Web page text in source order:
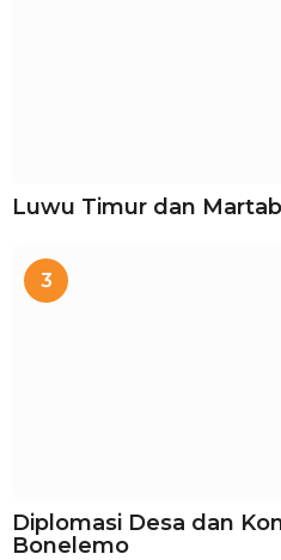
Luwu Timur dan
3
Diplomasi Desa dan
Bonelemo